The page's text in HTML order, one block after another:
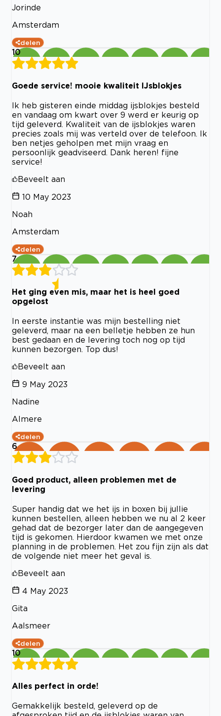
Jorinde
Amsterdam
delen
10
Goede service! mooie kwaliteit IJsblokjes
Ik heb gisteren einde middag ijsblokjes besteld
en vandaag om kwart over 9 werd er keurig op
tijd geleverd. Kwaliteit van de ijsblokjes waren
precies zoals mij was verteld over de telefoon. Ik
ben netjes geholpen met mijn vraag en
persoonlijk geadviseerd. Dank heren! fijne
service!
Beveelt aan
10 May 2023
Noah
Amsterdam
delen
7
Het ging even mis, maar het is heel goed
opgelost
In eerste instantie was mijn bestelling niet
geleverd, maar na een belletje hebben ze hun
best gedaan en de levering toch nog op tijd
kunnen bezorgen. Top dus!
Beveelt aan
9 May 2023
Nadine
Almere
delen
6
Goed product, alleen problemen met de
levering
Super handig dat we het ijs in boxen bij jullie
kunnen bestellen, alleen hebben we nu al 2 keer
gehad dat de bezorger later dan de aangegeven
tijd is gekomen. Hierdoor kwamen we met onze
planning in de problemen. Het zou fijn zijn als dat
de volgende niet meer het geval is.
Beveelt aan
4 May 2023
Gita
Aalsmeer
delen
10
Alles perfect in orde!
Gemakkelijk besteld, geleverd op de